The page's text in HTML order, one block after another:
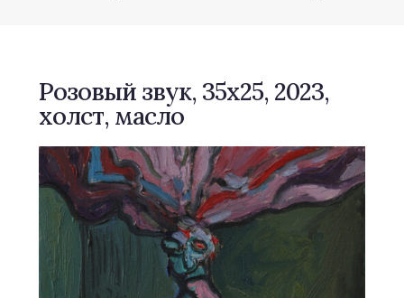
Розовый звук, 35х25, 2023,
холст, масло